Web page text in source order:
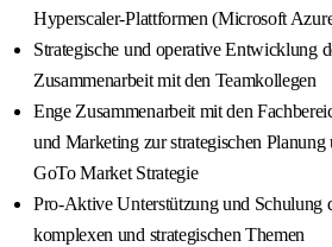
Hyperscaler-Plattformen (Microsoft
Strategische und operative Entwicklung
Zusammenarbeit mit den Teamkollegen
Enge Zusammenarbeit mit den
und Marketing zur strategischen
GoTo Market Strategie
Pro-Aktive Unterstützung und Schulung
komplexen und strategischen Themen